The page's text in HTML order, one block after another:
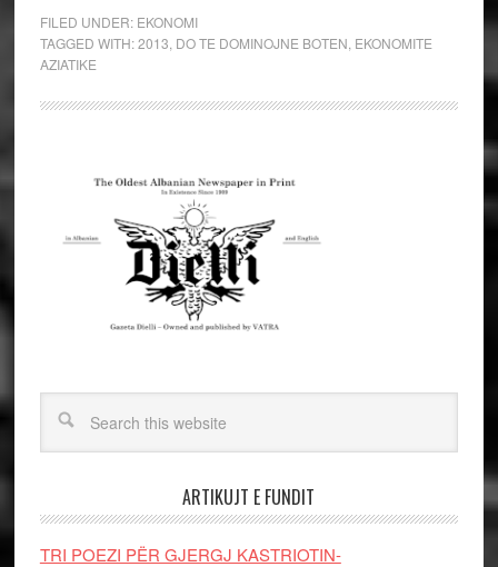
FILED UNDER: EKONOMI
TAGGED WITH:2013 DO TE DOMINOJNE BOTEN EKONOMITE
AZIATIKE
ARTIKUJT E FUNDIT
TRI POEZI PËR GJERGJ KASTRIOTIN-